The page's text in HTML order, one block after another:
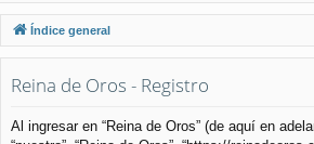
os
Índice general
Reina de Oros - Registro
Al ingresar en “Reina de Oros” (de aquí en